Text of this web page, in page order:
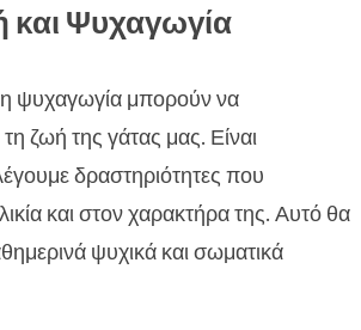
και Ψυχαγωγία
η ψυχαγωγία μπορούν να
ζωή της γάτας μας. Είναι
δραστηριότητες που
και στον χαρακτήρα της. Αυτό θα
ψυχικά και σωματικά